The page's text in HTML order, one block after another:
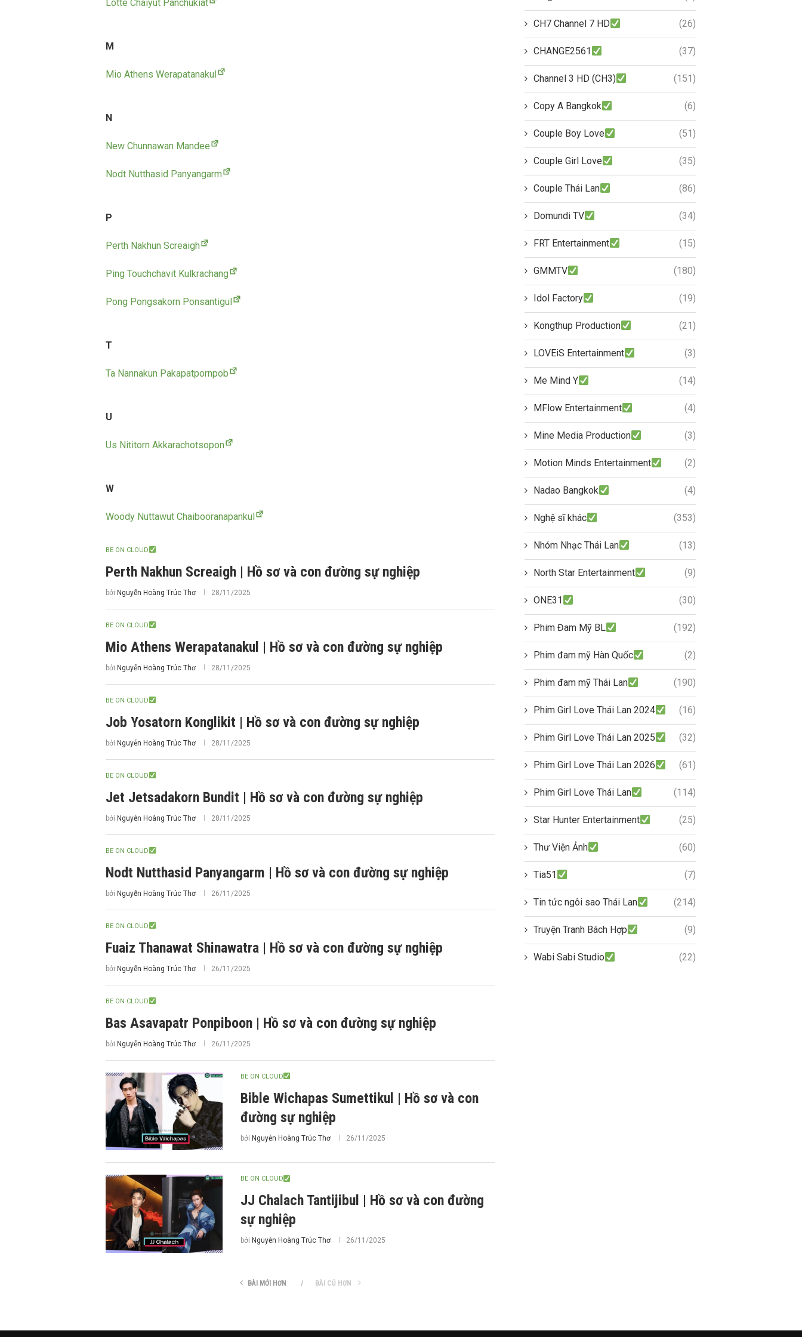
Lotte Chaiyut Panchukiat
M
Mio Athens Werapatanakul
N
New Chunnawan Mandee
Nodt Nutthasid Panyangarm
P
Perth Nakhun Screaigh
Ping Touchchavit Kulkrachang
Pong Pongsakorn Ponsantigul
T
Ta Nannakun Pakapatpornpob
U
Us Nititorn Akkarachotsopon
W
Woody Nuttawut Chaibooranapankul
BE ON CLOUD
Perth Nakhun Screaigh | Hồ sơ và con đường sự nghiệp
bởi Nguyễn Hoàng Trúc Thơ 28/11/2025
BE ON CLOUD
Mio Athens Werapatanakul | Hồ sơ và con đường sự nghiệp
bởi Nguyễn Hoàng Trúc Thơ 28/11/2025
BE ON CLOUD
Job Yosatorn Konglikit | Hồ sơ và con đường sự nghiệp
bởi Nguyễn Hoàng Trúc Thơ 28/11/2025
BE ON CLOUD
Jet Jetsadakorn Bundit | Hồ sơ và con đường sự nghiệp
bởi Nguyễn Hoàng Trúc Thơ 28/11/2025
BE ON CLOUD
Nodt Nutthasid Panyangarm | Hồ sơ và con đường sự nghiệp
bởi Nguyễn Hoàng Trúc Thơ 26/11/2025
BE ON CLOUD
Fuaiz Thanawat Shinawatra | Hồ sơ và con đường sự nghiệp
bởi Nguyễn Hoàng Trúc Thơ 26/11/2025
BE ON CLOUD
Bas Asavapatr Ponpiboon | Hồ sơ và con đường sự nghiệp
bởi Nguyễn Hoàng Trúc Thơ 26/11/2025
BE ON CLOUD
Bible Wichapas Sumettikul | Hồ sơ và con
đường sự nghiệp
bởi Nguyễn Hoàng Trúc Thơ 26/11/2025
BE ON CLOUD
JJ Chalach Tantijibul | Hồ sơ và con đường
sự nghiệp
bởi Nguyễn Hoàng Trúc Thơ 26/11/2025
BÀI MỚI HƠN BÀI CŨ HƠN
CH7 Channel 7 HD (26)
CHANGE2561 (37)
Channel 3 HD (CH3) (151)
Copy A Bangkok (6)
Couple Boy Love (51)
Couple Girl Love (35)
Couple Thái Lan (86)
Domundi TV (34)
FRT Entertainment (15)
GMMTV (180)
Idol Factory (19)
Kongthup Production (21)
LOVEiS Entertainment (3)
Me Mind Y (14)
MFlow Entertainment (4)
Mine Media Production (3)
Motion Minds Entertainment (2)
Nadao Bangkok (4)
Nghệ sĩ khác (353)
Nhóm Nhạc Thái Lan (13)
North Star Entertainment (9)
ONE31 (30)
Phim Đam Mỹ BL (192)
Phim đam mỹ Hàn Quốc (2)
Phim đam mỹ Thái Lan (190)
Phim Girl Love Thái Lan 2024 (16)
Phim Girl Love Thái Lan 2025 (32)
Phim Girl Love Thái Lan 2026 (61)
Phim Girl Love Thái Lan (114)
Star Hunter Entertainment (25)
Thư Viện Ảnh (60)
Tia51 (7)
Tin tức ngôi sao Thái Lan (214)
Truyện Tranh Bách Hợp (9)
Wabi Sabi Studio (22)